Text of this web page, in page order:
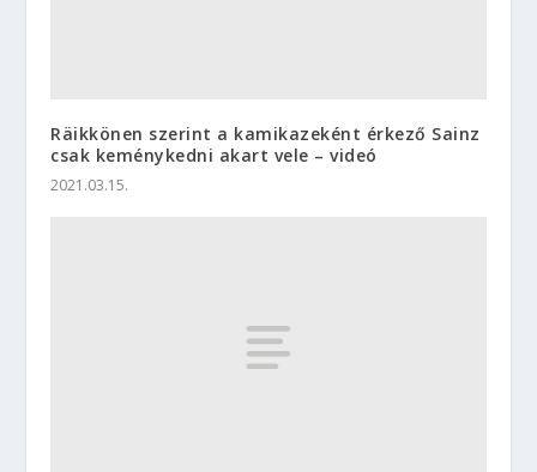
Räikkönen szerint a kamikazeként érkező Sainz
csak keménykedni akart vele – videó
2021.03.15.